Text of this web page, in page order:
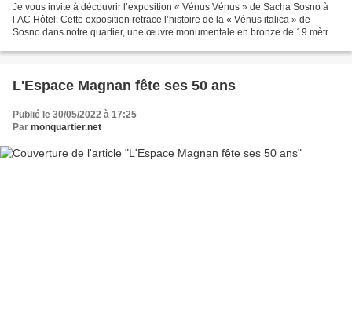
Je vous invite à découvrir l’exposition « Vénus Vénus » de Sacha Sosno à
l’AC Hôtel. Cette exposition retrace l’histoire de la « Vénus italica » de
Sosno dans notre quartier, une œuvre monumentale en bronze de 19 mètres
L'Espace Magnan fête ses 50 ans
Publié le 30/05/2022 à 17:25
Par monquartier.net